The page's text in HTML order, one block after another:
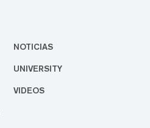
NOTICIAS
UNIVERSITY
VIDEOS